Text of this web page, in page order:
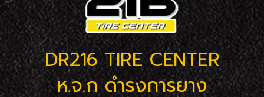
DR216 TIRE CENTER
ห.จ.ก ดำรงการยาง